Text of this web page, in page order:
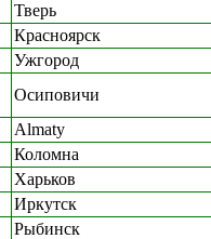
Тверь
Красноярск
Ужгород
Осиповичи
Almaty
Коломна
Харьков
Иркутск
Рыбинск